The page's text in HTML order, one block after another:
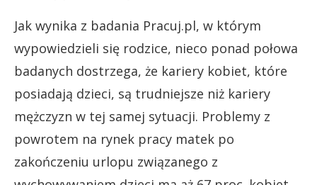
Jak wynika z badania Pracuj.pl, w którym
wypowiedzieli się rodzice, nieco ponad połowa
badanych dostrzega, że kariery kobiet, które
posiadają dzieci, są trudniejsze niż kariery
mężczyzn w tej samej sytuacji. Problemy z
powrotem na rynek pracy matek po
zakończeniu urlopu związanego z